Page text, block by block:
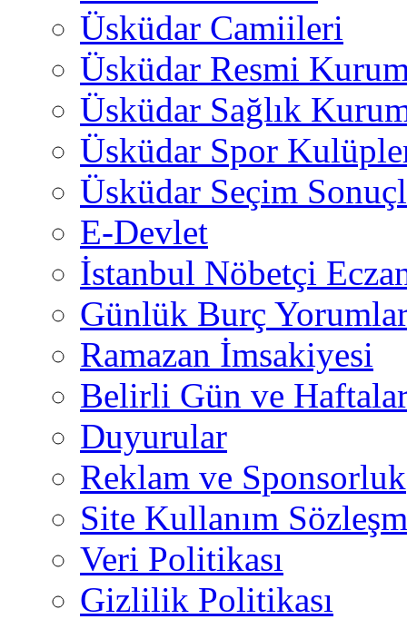
Üsküdar Camiileri
Üsküdar Resmi
Üsküdar Sağlık
Üsküdar Spor
Üsküdar Seçim
E-Devlet
İstanbul Nöbetçi
Günlük Burç
Ramazan İmsakiyesi
Belirli Gün ve
Duyurular
Reklam ve Sponsorluk
Site Kullanım
Veri Politikası
Gizlilik Politikası